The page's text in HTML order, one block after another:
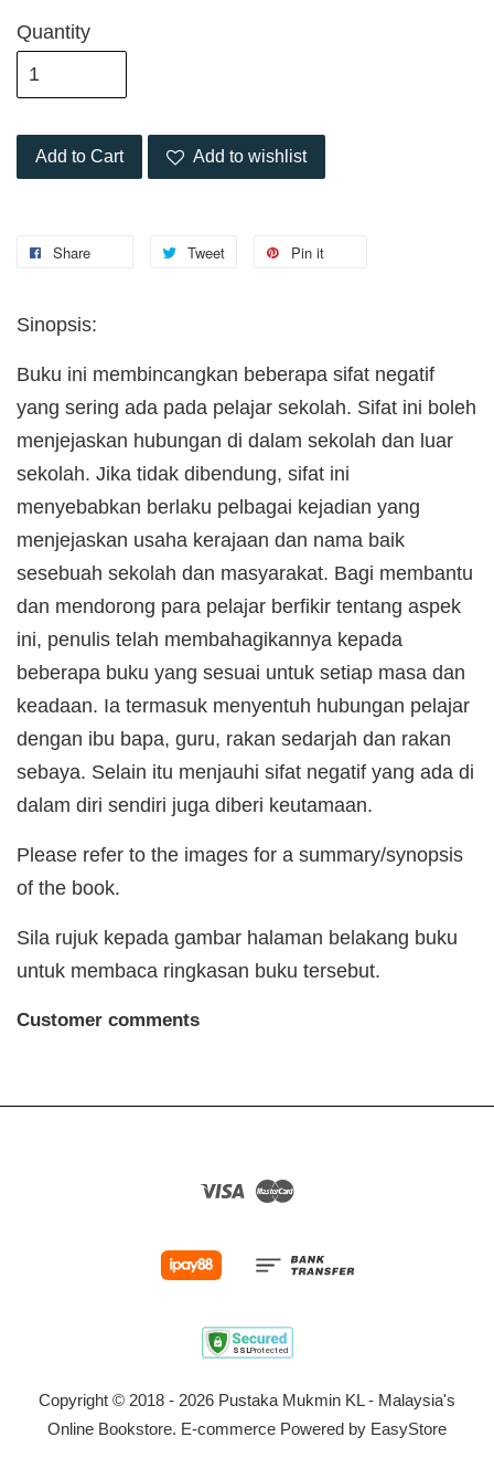
Quantity
Add to Cart Add to wishlist
Share Tweet Pin it
Sinopsis:
Buku ini membincangkan beberapa sifat negatif
yang sering ada pada pelajar sekolah. Sifat ini boleh
menjejaskan hubungan di dalam sekolah dan luar
sekolah. Jika tidak dibendung, sifat ini
menyebabkan berlaku pelbagai kejadian yang
menjejaskan usaha kerajaan dan nama baik
sesebuah sekolah dan masyarakat. Bagi membantu
dan mendorong para pelajar berfikir tentang aspek
ini, penulis telah membahagikannya kepada
beberapa buku yang sesuai untuk setiap masa dan
keadaan. Ia termasuk menyentuh hubungan pelajar
dengan ibu bapa, guru, rakan sedarjah dan rakan
sebaya. Selain itu menjauhi sifat negatif yang ada di
dalam diri sendiri juga diberi keutamaan.
Please refer to the images for a summary/synopsis
of the book.
Sila rujuk kepada gambar halaman belakang buku
untuk membaca ringkasan buku tersebut.
Customer comments
Visa
Copyright © 2018 - 2026 Pustaka Mukmin KL - Malaysia's
Online Bookstore. E-commerce Powered by EasyStore